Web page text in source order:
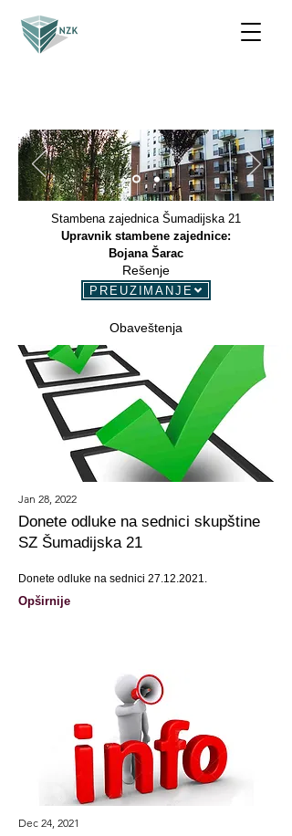
Stambena zajednica Šumadijska 21
Upravnik stambene zajednice:
Bojana Šarac
Rešenje
PREUZIMANJE
Obaveštenja
Jan 28, 2022
Donete odluke na sednici skupštine
SZ Šumadijska 21
Donete odluke na sednici 27.12.2021.
Opširnije
Dec 24, 2021